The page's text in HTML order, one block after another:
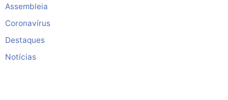
Assembleia
Coronavírus
Destaques
Notícias